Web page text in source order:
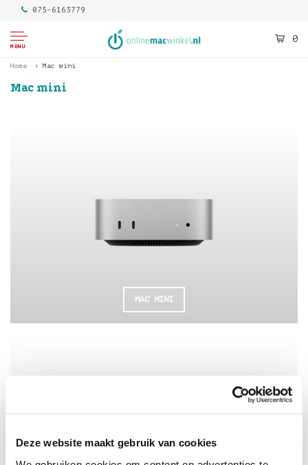
Deze website maakt gebruik van cookies
075-6163779
MENU
0
Home Mac mini
Mac mini
MAC MINI